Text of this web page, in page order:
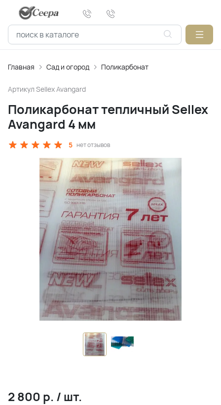
Главная Сад и огород Поликарбонат
Артикул Sellex Avangard
Поликарбонат тепличный Sellex
Avangard 4 мм
5 нет отзывов
2 800 р. / шт.